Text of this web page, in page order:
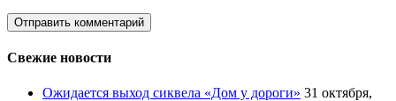
Свежие новости
Ожидается выход сиквела «Дом у дороги» 31 октября,